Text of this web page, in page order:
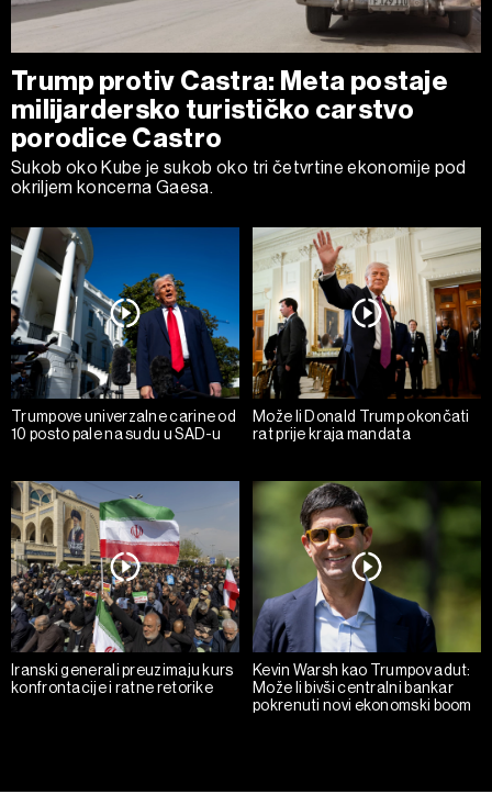
Trump protiv Castra: Meta postaje
milijardersko turističko carstvo
porodice Castro
Sukob oko Kube je sukob oko tri četvrtine ekonomije pod
okriljem koncerna Gaesa.
Trumpove univerzalne carine od
10 posto pale na sudu u SAD-u
Može li Donald Trump okončati
rat prije kraja mandata
Iranski generali preuzimaju kurs
konfrontacije i ratne retorike
Kevin Warsh kao Trumpov adut:
Može li bivši centralni bankar
pokrenuti novi ekonomski boom